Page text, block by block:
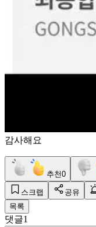
감사해요
추천0
스크랩 공유
목록
댓글1